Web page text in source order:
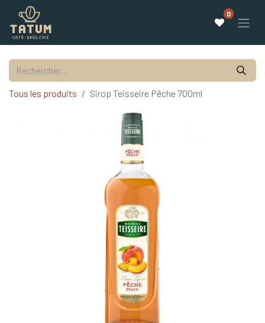
0
Tous les produits Sirop Teisseire Pêche 700ml